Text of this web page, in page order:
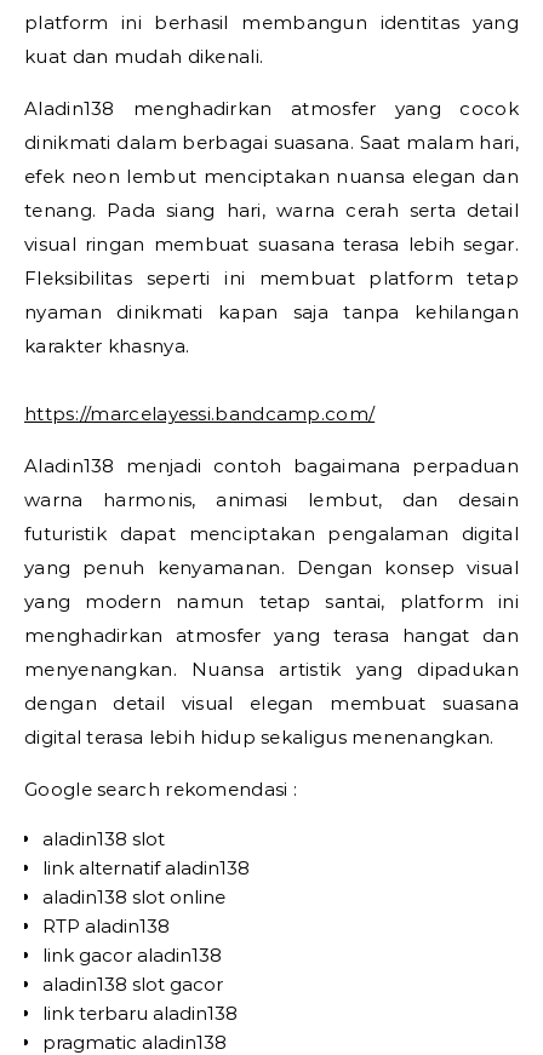
platform ini berhasil membangun identitas yang
kuat dan mudah dikenali.
Aladin138 menghadirkan atmosfer yang cocok
dinikmati dalam berbagai suasana. Saat malam hari,
efek neon lembut menciptakan nuansa elegan dan
tenang. Pada siang hari, warna cerah serta detail
visual ringan membuat suasana terasa lebih segar.
Fleksibilitas seperti ini membuat platform tetap
nyaman dinikmati kapan saja tanpa kehilangan
karakter khasnya.
https://marcelayessi.bandcamp.com/
Aladin138 menjadi contoh bagaimana perpaduan
warna harmonis, animasi lembut, dan desain
futuristik dapat menciptakan pengalaman digital
yang penuh kenyamanan. Dengan konsep visual
yang modern namun tetap santai, platform ini
menghadirkan atmosfer yang terasa hangat dan
menyenangkan. Nuansa artistik yang dipadukan
dengan detail visual elegan membuat suasana
digital terasa lebih hidup sekaligus menenangkan.
Google search rekomendasi :
aladin138 slot
link alternatif aladin138
aladin138 slot online
RTP aladin138
link gacor aladin138
aladin138 slot gacor
link terbaru aladin138
pragmatic aladin138